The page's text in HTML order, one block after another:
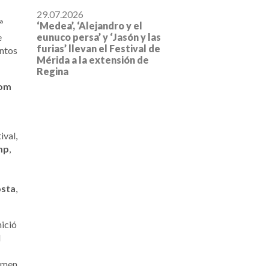
29.07.2026
‘Medea’, ‘Alejandro y el
eunuco persa’ y ‘Jasón y las
furias’ llevan el Festival de
Mérida a la extensión de
Regina